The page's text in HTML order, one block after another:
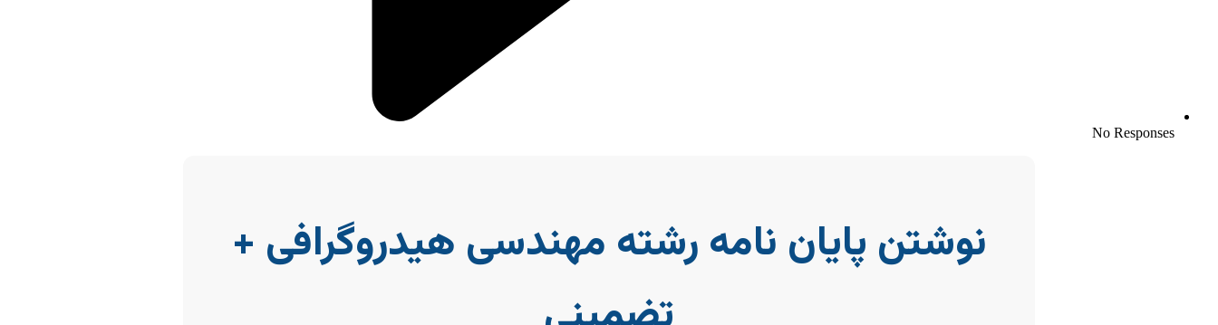
No Responses
نوشتن پایان نامه رشته مهندسی هیدروگرافی +